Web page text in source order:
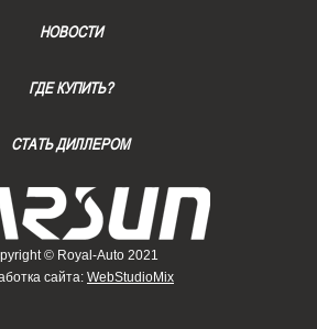
НОВОСТИ
ГДЕ КУПИТЬ?
СТАТЬ ДИЛЛЕРОМ
© Royal-Auto 2021
сайта: WebStudioMix